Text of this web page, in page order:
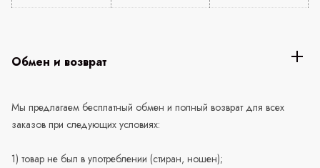
Обмен и возврат
Мы предлагаем бесплатный обмен и полный возврат для всех
заказов при следующих условиях:
1) товар не был в употреблении (стиран, ношен);